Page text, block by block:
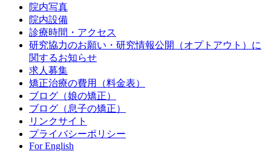
院内写真
院内設備
診療時間・アクセス
研究協力のお願い・研究情報公開（オプトアウト）に
関するお知らせ
求人募集
矯正治療の費用（料金表）
ブログ（娘の矯正）
ブログ（息子の矯正）
リンクサイト
プライバシーポリシー
For English